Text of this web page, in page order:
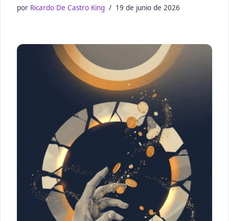
por Ricardo De Castro King 19 de junio de 2026